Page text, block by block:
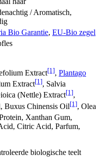
/ Aromatisch,
Bio Garantie, EU-Bio zegel
Extract[1], Plantago
Extract[1], Salvia
(Nettle) Extract[1],
Buxus Chinensis Oil[1], Olea
Xanthan Gum,
Citric Acid, Parfum,
biologische teelt